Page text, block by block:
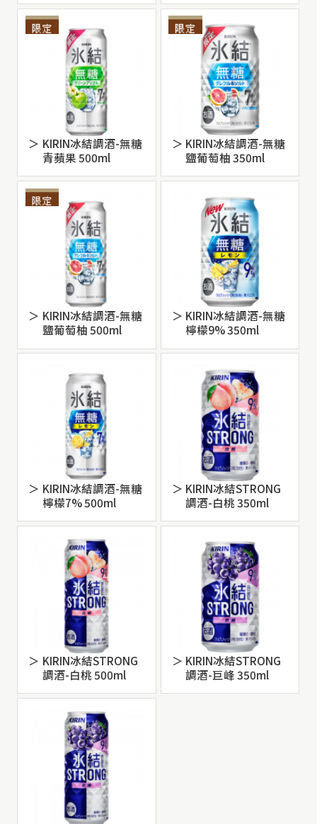
KIRIN冰結調酒-無糖
青蘋果 500ml
KIRIN冰結調酒-無糖
鹽葡萄柚 350ml
KIRIN冰結調酒-無糖
鹽葡萄柚 500ml
KIRIN冰結調酒-無糖
檸檬9% 350ml
KIRIN冰結調酒-無糖
檸檬7% 500ml
KIRIN冰結STRONG
調酒-白桃 350ml
KIRIN冰結STRONG
調酒-白桃 500ml
KIRIN冰結STRONG
調酒-巨峰 350ml